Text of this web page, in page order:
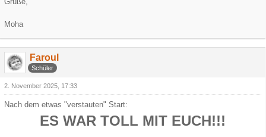
Moha
Faroul
Schüler
2. November 2025, 17:33
Nach dem etwas "verstauten" Start:
ES WAR TOLL MIT EUCH!!!